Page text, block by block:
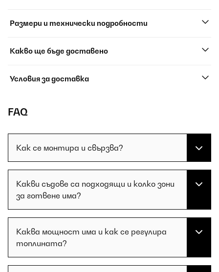
Размери и технически подробности
Какво ще бъде доставено
Условия за доставка
FAQ
Как се монтира и свързва?
Какви съдове са подходящи и колко зони
за готвене има?
Каква мощност има и как се регулира
топлината?